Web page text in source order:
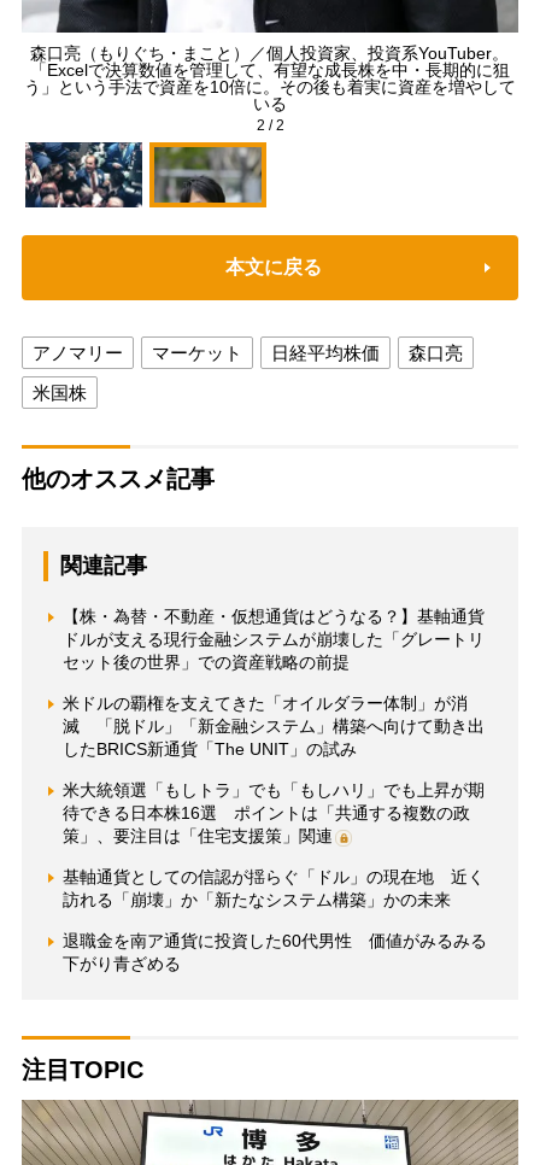
森口亮（もりぐち・まこと）／個人投資家、投資系YouTuber。
「Excelで決算数値を管理して、有望な成長株を中・長期的に狙
う」という手法で資産を10倍に。その後も着実に資産を増やして
いる
2 /2
本文に戻る
アノマリー マーケット 日経平均株価
森口亮
米国株
他のオススメ記事
関連記事
【株・為替・不動産・仮想通貨はどうなる？】基軸通貨
ドルが支える現行金融システムが崩壊した「グレートリ
セット後の世界」での資産戦略の前提
米ドルの覇権を支えてきた「オイルダラー体制」が消
滅 「脱ドル」「新金融システム」構築へ向けて動き出
したBRICS新通貨「The UNIT」の試み
米大統領選「もしトラ」でも「もしハリ」でも上昇が期
待できる日本株16選 ポイントは「共通する複数の政
策」、要注目は「住宅支援策」関連
基軸通貨としての信認が揺らぐ「ドル」の現在地 近く
訪れる「崩壊」か「新たなシステム構築」かの未来
退職金を南ア通貨に投資した60代男性 価値がみるみる
下がり青ざめる
注目TOPIC